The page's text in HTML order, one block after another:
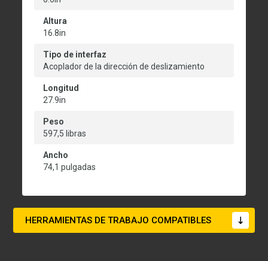
Altura
16.8in
Tipo de interfaz
Acoplador de la dirección de deslizamiento
Longitud
27.9in
Peso
597,5 libras
Ancho
74,1 pulgadas
HERRAMIENTAS DE TRABAJO COMPATIBLES